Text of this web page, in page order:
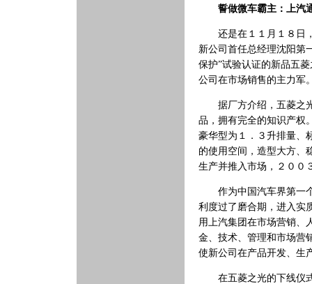
誓做微车霸主：上汽
还是在１１月１８日，
新公司首任总经理沈阳第
保护”试验认证的新品五
公司在市场销售的主力军
据厂方介绍，五菱之光
品，拥有完全的知识产权
豪华型为１．３升排量、
的使用空间，造型大方、
生产并推入市场，２００
作为中国汽车界第一个
利度过了磨合期，进入实
用上汽集团在市场营销、
金、技术、管理和市场营
使新公司在产品开发、生
在五菱之光的下线仪式